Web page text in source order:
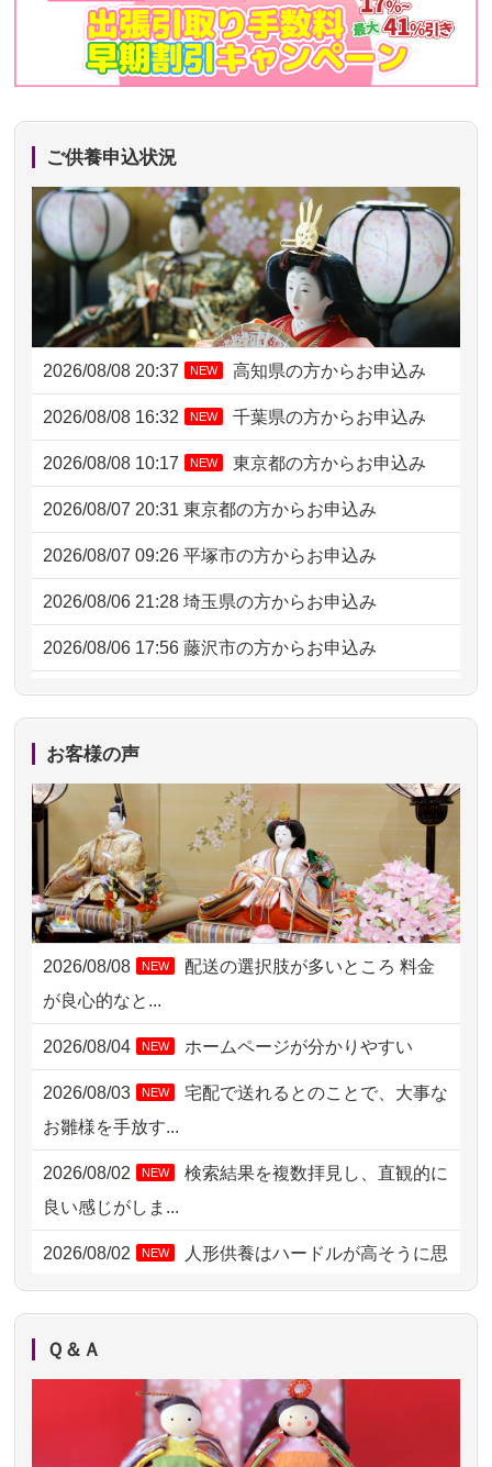
ご供養申込状況
2026/08/08 20:37 NEW 高知県の方からお申込み
2026/08/08 16:32 NEW 千葉県の方からお申込み
2026/08/08 10:17 NEW 東京都の方からお申込み
2026/08/07 20:31 東京都の方からお申込み
2026/08/07 09:26 平塚市の方からお申込み
2026/08/06 21:28 埼玉県の方からお申込み
2026/08/06 17:56 藤沢市の方からお申込み
2026/08/06 10:06 茨城県の方からお申込み
2026/08/06 09:17
2026/08/06 06:48 横浜市の方からお申込み
2026/08/05 15:07 東京都の方からお申込み
2026/08/05 11:33 神奈川の方からお申込み
2026/08/04 17:34 西亀有の方からお申込み
2026/08/04 15:40 千葉県の方からお申込み
2026/08/02 18:47 虎ノ門の方からお申込み
2026/08/02 11:15
2026/08/02 10:39 神奈川の方からお申込み
2026/08/02 09:15 神奈川の方からお申込み
2026/08/02 06:46
2026/08/01 19:28 東京都の方からお申込み
2026/08/01 17:10 東京都の方からお申込み
お客様の声
2026/08/08 NEW
配送の選択肢が多いところ 料金
が良心的なと...
2026/08/04 NEW ホームページが分かりやすい
2026/08/03 NEW
宅配で送れるとのことで、大事な
お雛様を手放す...
2026/08/02 NEW
検索結果を複数拝見し、直観的に
良い感じがしま...
2026/08/02 NEW
人形供養はハードルが高そうに思
えるのですが、...
NEW
お人形の仕分けなども丁寧に行う
様子から、大切...
Ｑ＆Ａ